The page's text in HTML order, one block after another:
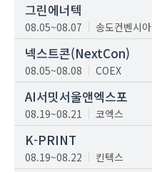
그린에너텍
08.05~08.07 송도컨벤시아
넥스트콘(NextCon)
08.05~08.08 COEX
AI서밋서울앤엑스포
08.19~08.21 코엑스
K-PRINT
08.19~08.22 킨텍스